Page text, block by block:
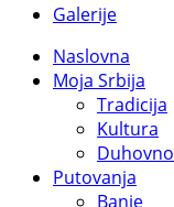
Galerije
Naslovna
Moja Srbija
Tradicija
Kultura
Putovanja
Banje